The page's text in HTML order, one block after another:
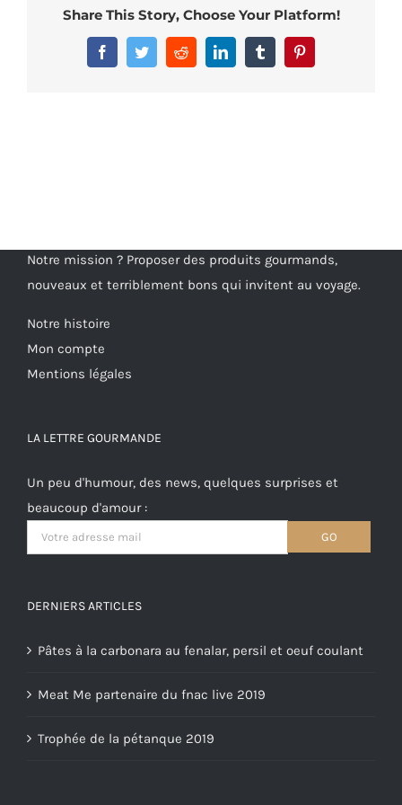
Share This Story, Choose Your Platform!
FacebookTwitterRedditLinkedInTumblr
Notre mission ? Proposer des produits gourmands,
nouveaux et terriblement bons qui invitent au voyage.
Notre histoire
Mon compte
Mentions légales
LA LETTRE GOURMANDE
Un peu d'humour, des news, quelques surprises et
beaucoup d'amour :
DERNIERS ARTICLES
Pâtes à la carbonara au fenalar, persil et oeuf coulant
Meat Me partenaire du fnac live 2019
Trophée de la pétanque 2019